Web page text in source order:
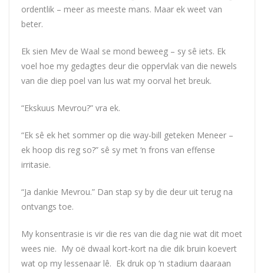
ordentlik – meer as meeste mans. Maar ek weet van
beter.
Ek sien Mev de Waal se mond beweeg – sy sê iets. Ek
voel hoe my gedagtes deur die oppervlak van die newels
van die diep poel van lus wat my oorval het breuk.
“Ekskuus Mevrou?” vra ek.
“Ek sê ek het sommer op die way-bill geteken Meneer –
ek hoop dis reg so?” sê sy met ‘n frons van effense
irritasie.
“Ja dankie Mevrou.” Dan stap sy by die deur uit terug na
ontvangs toe.
My konsentrasie is vir die res van die dag nie wat dit moet
wees nie. My oë dwaal kort-kort na die dik bruin koevert
wat op my lessenaar lê. Ek druk op ‘n stadium daaraan